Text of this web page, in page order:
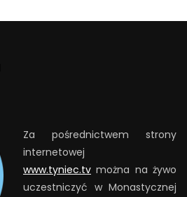
Za pośrednictwem strony
internetowej
www.tyniec.tv można na żywo
uczestniczyć w Monastycznej